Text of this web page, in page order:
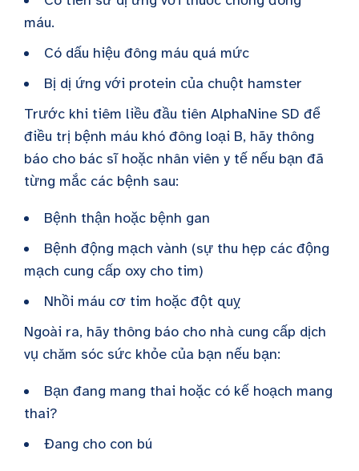
máu.
Có dấu hiệu đông máu quá mức
Bị dị ứng với protein của chuột hamster
Trước khi tiêm liều đầu tiên AlphaNine SD để
điều trị bệnh máu khó đông loại B, hãy thông
báo cho bác sĩ hoặc nhân viên y tế nếu bạn đã
từng mắc các bệnh sau:
Bệnh thận hoặc bệnh gan
Bệnh động mạch vành (sự thu hẹp các động
mạch cung cấp oxy cho tim)
Nhồi máu cơ tim hoặc đột quỵ
Ngoài ra, hãy thông báo cho nhà cung cấp dịch
vụ chăm sóc sức khỏe của bạn nếu bạn:
Bạn đang mang thai hoặc có kế hoạch mang
thai?
Đang cho con bú